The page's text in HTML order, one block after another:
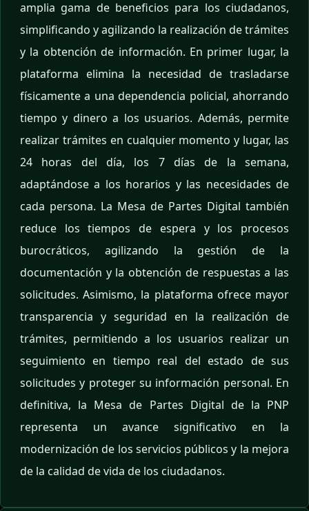
amplia gama de beneficios para los ciudadanos,
simplificando y agilizando la realización de trámites
y la obtención de información. En primer lugar, la
plataforma elimina la necesidad de trasladarse
físicamente a una dependencia policial, ahorrando
tiempo y dinero a los usuarios. Además, permite
realizar trámites en cualquier momento y lugar, las
24 horas del día, los 7 días de la semana,
adaptándose a los horarios y las necesidades de
cada persona. La Mesa de Partes Digital también
reduce los tiempos de espera y los procesos
burocráticos, agilizando la gestión de la
documentación y la obtención de respuestas a las
solicitudes. Asimismo, la plataforma ofrece mayor
transparencia y seguridad en la realización de
trámites, permitiendo a los usuarios realizar un
seguimiento en tiempo real del estado de sus
solicitudes y proteger su información personal. En
definitiva, la Mesa de Partes Digital de la PNP
representa un avance significativo en la
modernización de los servicios públicos y la mejora
de la calidad de vida de los ciudadanos.